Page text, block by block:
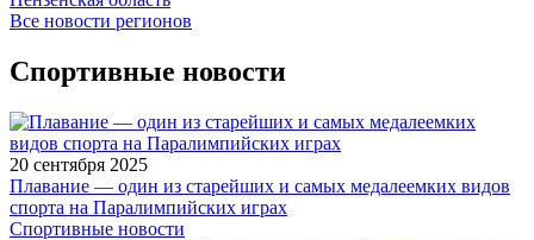
Все новости регионов
Спортивные новости
20 сентября 2025
Плавание — один из старейших и самых медалеемких видов
спорта на Паралимпийских играх
Спортивные новости